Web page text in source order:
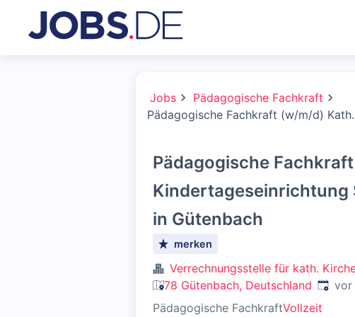
Jobs
Pädagogische Fachkraft
Pädagogische Fachkraft (w/m/d)
Pädagogische
Kindertageseinrichtung
in Gütenbach
merken
Verrechnungsstelle für kath.
78 Gütenbach, Deutschland
vor
Pädagogische FachkraftVollzeit